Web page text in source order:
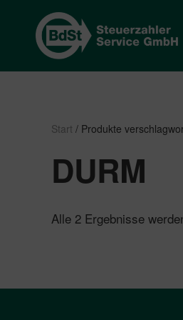
Start / Produkte
DURM
Alle 2 Ergebnisse